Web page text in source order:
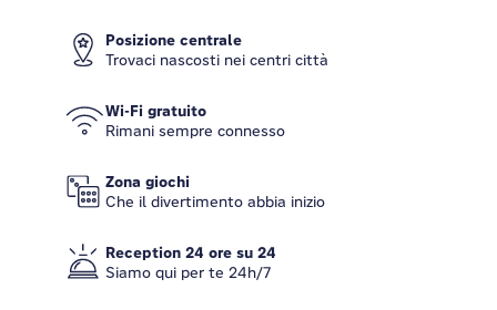
Posizione centrale
Trovaci nascosti nei centri città
Wi-Fi gratuito
Rimani sempre connesso
Zona giochi
Che il divertimento abbia inizio
Reception 24 ore su 24
Siamo qui per te 24h/7